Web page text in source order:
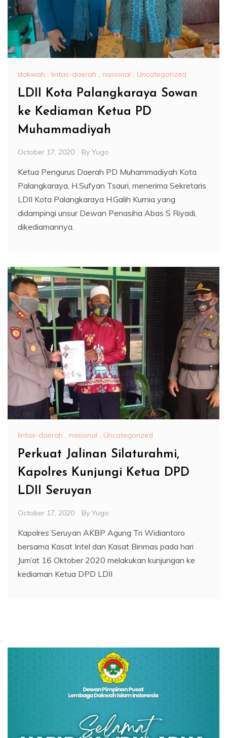
dakwah , lintas-daerah , nasional , Uncategorized
LDII Kota Palangkaraya Sowan
ke Kediaman Ketua PD
Muhammadiyah
October 17, 2020 By Yugo
Ketua Pengurus Daerah PD Muhammadiyah Kota
Palangkaraya, H.Sufyan Tsauri, menerima Sekretaris
LDII Kota Palangkaraya H.Galih Kurnia yang
didampingi unsur Dewan Penasiha Abas S Riyadi,
dikediamannya.
lintas-daerah , nasional , Uncategorized
Perkuat Jalinan Silaturahmi,
Kapolres Kunjungi Ketua DPD
LDII Seruyan
October 17, 2020 By Yugo
Kapolres Seruyan AKBP Agung Tri Widiantoro
bersama Kasat Intel dan Kasat Binmas pada hari
Jum’at 16 Oktober 2020 melakukan kunjungan ke
kediaman Ketua DPD LDII